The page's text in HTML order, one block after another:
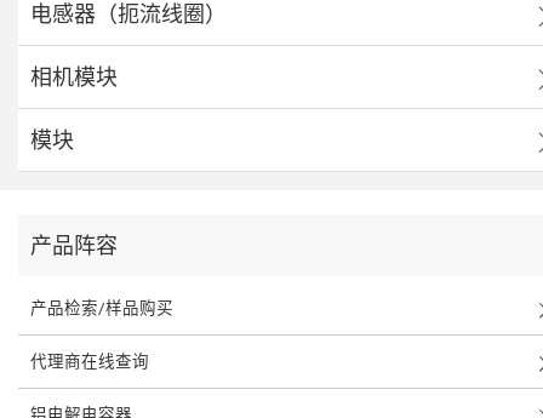
电感器（扼流线圈）
相机模块
模块
产品阵容
产品检索/样品购买
代理商在线查询